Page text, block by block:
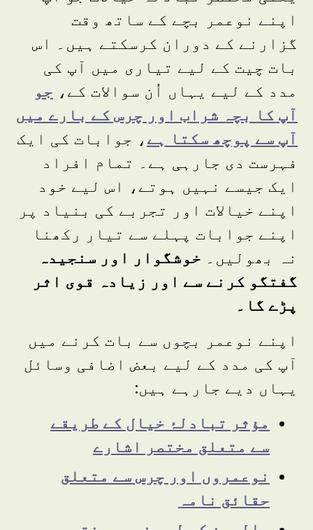
اپنے نوعمر بچے کے ساتھ وقت
گزارنے کے دوران کرسکتے ہیں۔ اس
بات چیت کے لیے تیاری میں آپ کی
مدد کے لیے یہاں اُن سوالات کے، جو
آپ کا بچہ شراب اور چرس کے بارے میں
آپ سے پوچھ سکتا ہے، جوابات کی ایک
فہرست دی جارہی ہے۔ تمام افراد
ایک جیسے نہیں ہوتے، اس لیے خود
اپنے خیالات اور تجربے کی بنیاد پر
اپنے جوابات پہلے سے تیار رکھنا
نہ بھولیں۔ خوشگوار اور سنجیدہ
گفتگو کرنے سے اور زیادہ قوی اثر
پڑے گا۔
اپنے نوعمر بچوں سے بات کرنے میں
آپ کی مدد کے لیے بعض اضافی وسائل
یہاں دیے جارہے ہیں:
مؤثر تبادلۂ خیال کے طریقے
سے متعلق مختصر اشارے
نوعمروں اور چرس سے متعلق
حقائق نامہ